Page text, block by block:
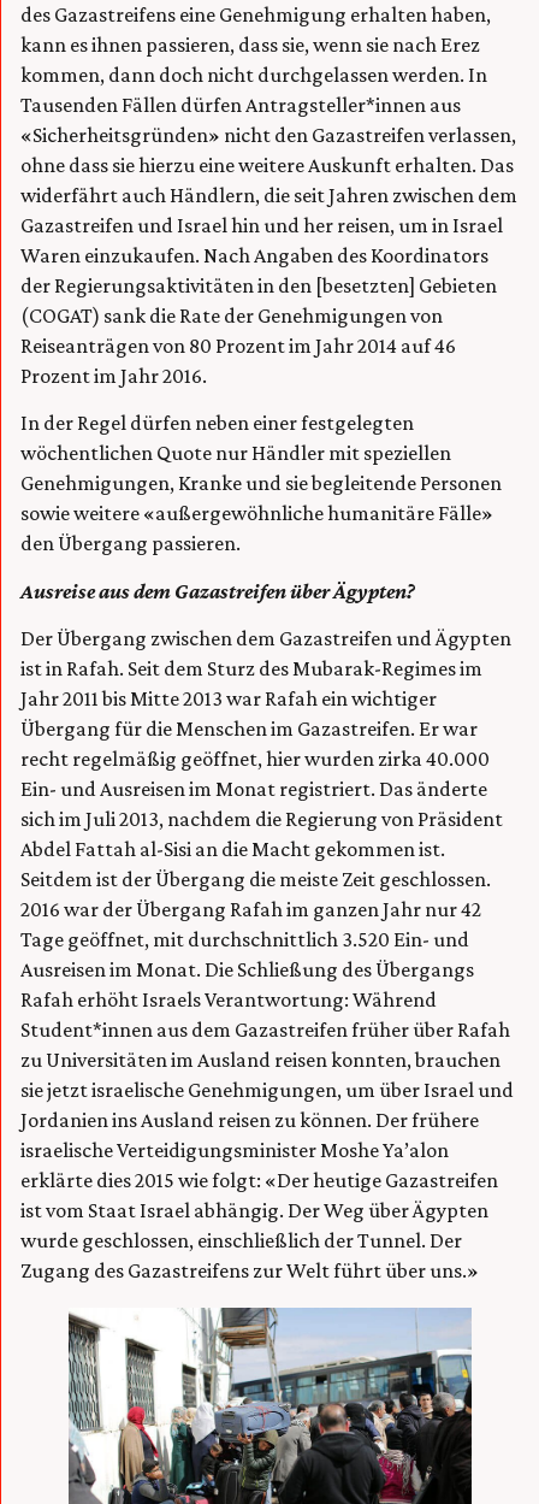
des Gazastreifens eine Genehmigung erhalten haben,
kann es ihnen passieren, dass sie, wenn sie nach Erez
kommen, dann doch nicht durchgelassen werden. In
Tausenden Fällen dürfen Antragsteller*innen aus
«Sicherheitsgründen» nicht den Gazastreifen verlassen,
ohne dass sie hierzu eine weitere Auskunft erhalten. Das
widerfährt auch Händlern, die seit Jahren zwischen dem
Gazastreifen und Israel hin und her reisen, um in Israel
Waren einzukaufen. Nach Angaben des Koordinators
der Regierungsaktivitäten in den [besetzten] Gebieten
(COGAT) sank die Rate der Genehmigungen von
Reiseanträgen von 80 Prozent im Jahr 2014 auf 46
Prozent im Jahr 2016.
In der Regel dürfen neben einer festgelegten
wöchentlichen Quote nur Händler mit speziellen
Genehmigungen, Kranke und sie begleitende Personen
sowie weitere «außergewöhnliche humanitäre Fälle»
den Übergang passieren.
Ausreise aus dem Gazastreifen über Ägypten?
Der Übergang zwischen dem Gazastreifen und Ägypten
ist in Rafah. Seit dem Sturz des Mubarak-Regimes im
Jahr 2011 bis Mitte 2013 war Rafah ein wichtiger
Übergang für die Menschen im Gazastreifen. Er war
recht regelmäßig geöffnet, hier wurden zirka 40.000
Ein- und Ausreisen im Monat registriert. Das änderte
sich im Juli 2013, nachdem die Regierung von Präsident
Abdel Fattah al-Sisi an die Macht gekommen ist.
Seitdem ist der Übergang die meiste Zeit geschlossen.
2016 war der Übergang Rafah im ganzen Jahr nur 42
Tage geöffnet, mit durchschnittlich 3.520 Ein- und
Ausreisen im Monat. Die Schließung des Übergangs
Rafah erhöht Israels Verantwortung: Während
Student*innen aus dem Gazastreifen früher über Rafah
zu Universitäten im Ausland reisen konnten, brauchen
sie jetzt israelische Genehmigungen, um über Israel und
Jordanien ins Ausland reisen zu können. Der frühere
israelische Verteidigungsminister Moshe Ya’alon
erklärte dies 2015 wie folgt: «Der heutige Gazastreifen
ist vom Staat Israel abhängig. Der Weg über Ägypten
wurde geschlossen, einschließlich der Tunnel. Der
Zugang des Gazastreifens zur Welt führt über uns.»